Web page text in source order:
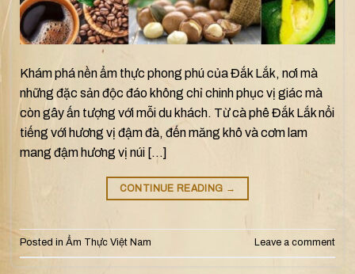
Khám phá nền ẩm thực phong phú của Đắk Lắk, nơi mà
những đặc sản độc đáo không chỉ chinh phục vị giác mà
còn gây ấn tượng với mỗi du khách. Từ cà phê Đắk Lắk nổi
tiếng với hương vị đậm đà, đến măng khô và cơm lam
mang đậm hương vị núi […]
CONTINUE READING →
Posted in Ẩm Thực Việt Nam Leave a comment